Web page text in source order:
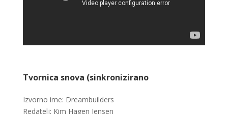
Tvornica snova (sinkronizirano
Izvorno ime: Dreambuilders
Redatelj: Kim Hagen Jensen